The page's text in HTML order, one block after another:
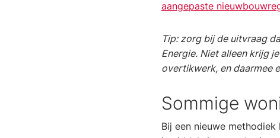
aangepaste
Tip: zorg bij de uitvraag
Energie. Niet alleen krijg
overtikwerk, en daarmee
Sommige
Bij een nieuwe